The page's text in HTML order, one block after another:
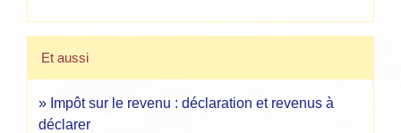
Et aussi
Impôt sur le revenu : déclaration et revenus à
déclarer